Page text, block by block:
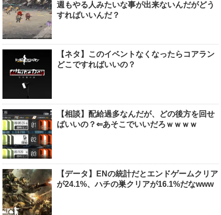
週もやる人みたいな事が出来ないんだがどう
すればいいんだ？
【ネタ】このイベントなくなったらコアラン
どこですればいいの？
【相談】配給過多なんだが、どの後方を回せ
ばいいの？⇐あそこでいいだろｗｗｗｗ
【データ】ENの統計だとエンドゲームクリア
が24.1%、ハチの巣クリアが16.1%だなwww